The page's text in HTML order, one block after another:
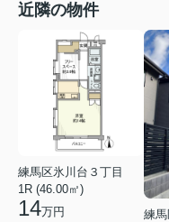
近隣の物件
練馬区氷川台３丁目
1R (46.00㎡)
14万円
練馬